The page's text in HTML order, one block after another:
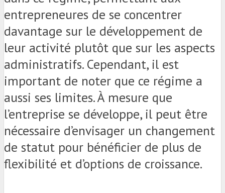
entrepreneures de se concentrer
davantage sur le développement de
leur activité plutôt que sur les aspects
administratifs. Cependant, il est
important de noter que ce régime a
aussi ses limites. À mesure que
l’entreprise se développe, il peut être
nécessaire d’envisager un changement
de statut pour bénéficier de plus de
flexibilité et d’options de croissance.